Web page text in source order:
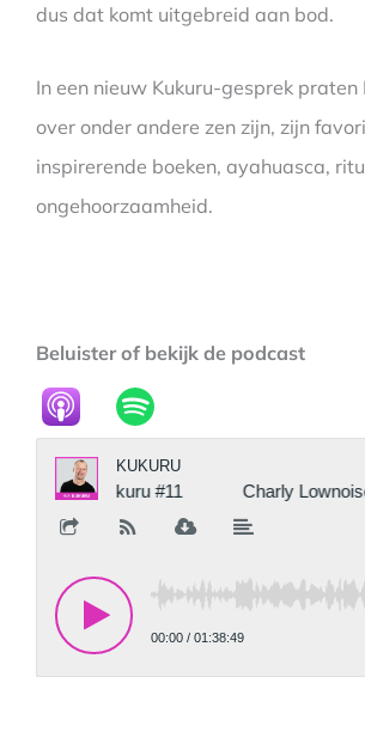
dus dat komt uitgebreid aan bod.
In een nieuw Kukuru-gesprek praten
over onder andere zen zijn, zijn
inspirerende boeken, ayahuasca,
ongehoorzaamheid.
Beluister of bekijk de podcast